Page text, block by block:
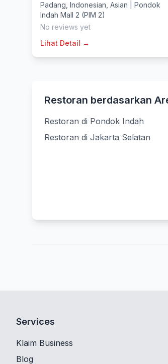
Padang Indonesian Asian
Pondok
Indah Mall 2 (PIM 2)
No reviews yet
Lihat Detail →
Restoran berdasarkan
Restoran di Pondok Indah
Restoran di Jakarta Selatan
Services
Klaim Business
Blog